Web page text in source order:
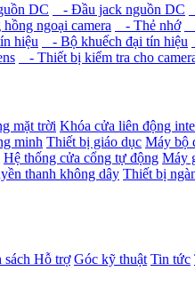
DC - Đầu jack nguồn DC
ngoại camera - Thẻ nhớ
hiệu - Bộ khuếch đại tín hiệu
- Thiết bị kiểm tra cho
mặt trời Khóa cửa liên động
minh Thiết bị giáo dục Máy bộ
Hệ thống cửa cổng tự động Máy
thanh không dây Thiết bị
sách Hỗ trợ Góc kỹ thuật Tin tức